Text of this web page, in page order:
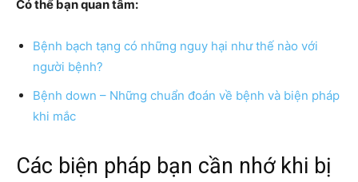
Có thể bạn quan tâm:
Bệnh bạch tạng có những nguy hại như thế nào với
người bệnh?
Bệnh down – Những chuẩn đoán về bệnh và biện pháp
khi mắc
Các biện pháp bạn cần nhớ khi bị